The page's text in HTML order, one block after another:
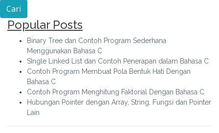
Popular Posts
Binary Tree dan Contoh Program Sederhana
Menggunakan Bahasa C
SIngle Linked List dan Contoh Penerapan dalam Bahasa C
Contoh Program Membuat Pola Bentuk Hati Dengan
Bahasa C
Contoh Program Menghitung Faktorial Dengan Bahasa C
Hubungan Pointer dengan Array, String, Fungsi dan Pointer
Lain